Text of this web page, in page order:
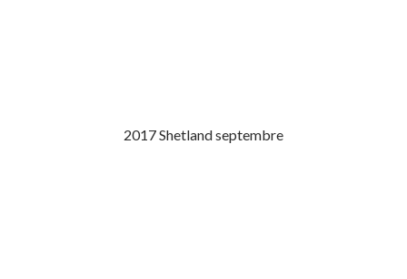
2017 Shetland septembre